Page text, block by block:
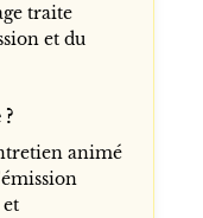
traite
et du
animé